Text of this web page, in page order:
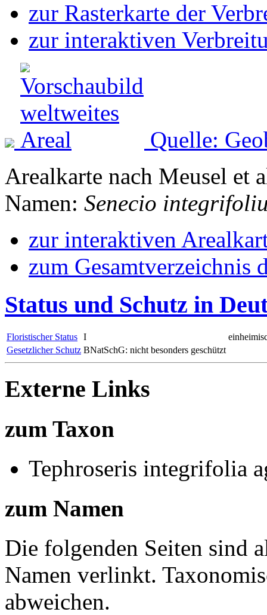
zur Rasterkarte der
zur interaktiven
Quelle:
Arealkarte nach Meusel et
Namen: Senecio
zur interaktiven
zum Gesamtverzeichnis
Status und Schutz in
Floristischer Status I
Gesetzlicher Schutz BNatSchG: nicht besonders geschützt
Externe Links
zum Taxon
Tephroseris integrifolia
zum Namen
Die folgenden Seiten sind
Namen verlinkt.
abweichen.